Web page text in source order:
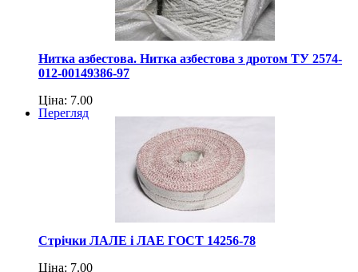
Нитка азбестова. Нитка азбестова з дротом ТУ 2574-
012-00149386-97
Ціна: 7.00
Перегляд
Стрічки ЛАЛЕ і ЛАЕ ГОСТ 14256-78
Ціна: 7.00